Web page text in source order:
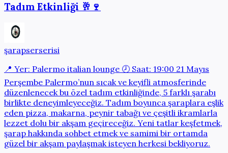
Tadım Etkinliği 🥂🍷
şarapserserisi
📍 Yer: Palermo italian lounge 🕗 Saat: 19:00 21 Mayıs
Perşembe Palermo’nun sıcak ve keyifli atmosferinde
düzenlenecek bu özel tadım etkinliğinde, 5 farklı şarabı
birlikte deneyimleyeceğiz. Tadım boyunca şaraplara eşlik
eden pizza, makarna, peynir tabağı ve çeşitli ikramlarla
lezzet dolu bir akşam geçireceğiz. Yeni tatlar keşfetmek,
şarap hakkında sohbet etmek ve samimi bir ortamda
güzel bir akşam paylaşmak isteyen herkesi bekliyoruz.